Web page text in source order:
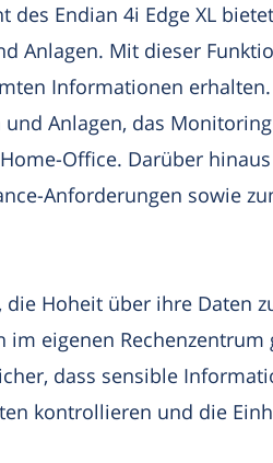
Endian 4i Edge XL
Anlagen. Mit dieser
Informationen
Anlagen, das
Office. Darüber
Anforderungen sowie
Hoheit über ihre Daten
eigenen
dass sensible
kontrollieren und die